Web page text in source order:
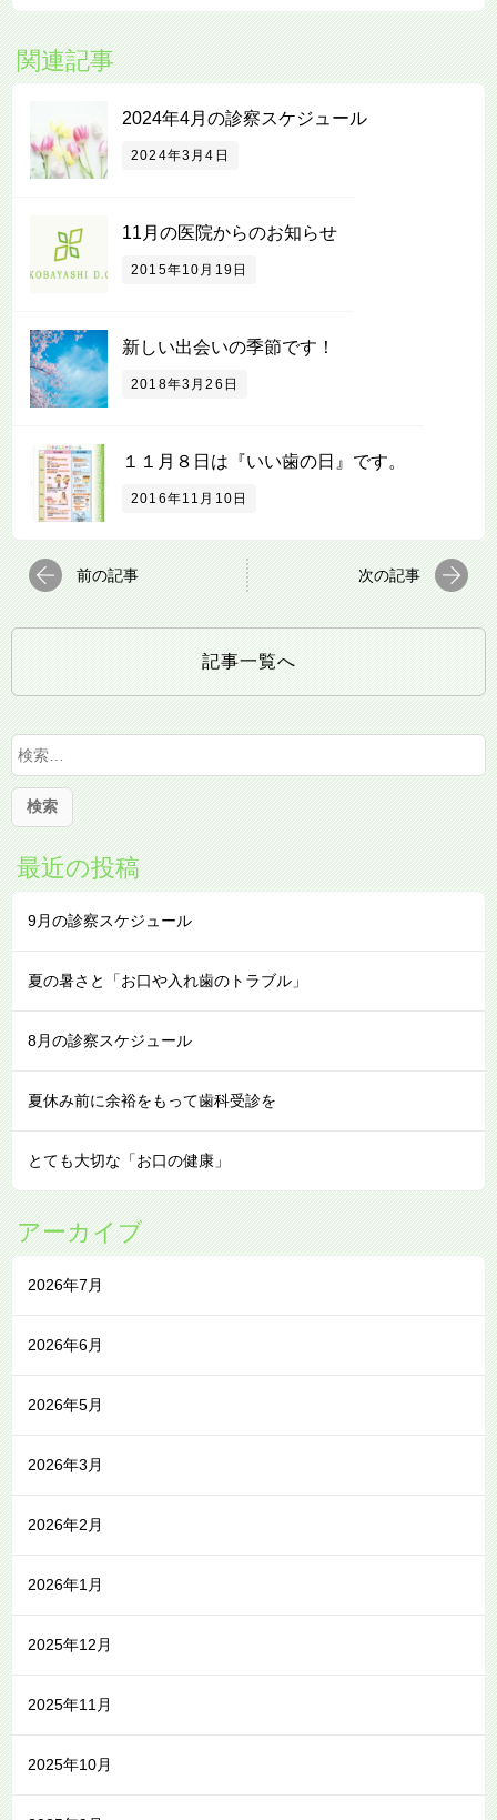
関連記事
2024年4月の診察スケジュール
2024年3月4日
11月の医院からのお知らせ
2015年10月19日
新しい出会いの季節です！
2018年3月26日
１１月８日は『いい歯の日』です。
2016年11月10日
前の記事 次の記事
記事一覧へ
検
索
:
最近の投稿
9月の診察スケジュール
夏の暑さと「お口や入れ歯のトラブル」
8月の診察スケジュール
夏休み前に余裕をもって歯科受診を
とても大切な「お口の健康」
アーカイブ
2026年7月
2026年6月
2026年5月
2026年3月
2026年2月
2026年1月
2025年12月
2025年11月
2025年10月